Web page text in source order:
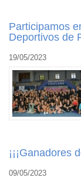
Participamos
Deportivos de
19/05/2023
¡¡¡Ganadores
09/05/2023